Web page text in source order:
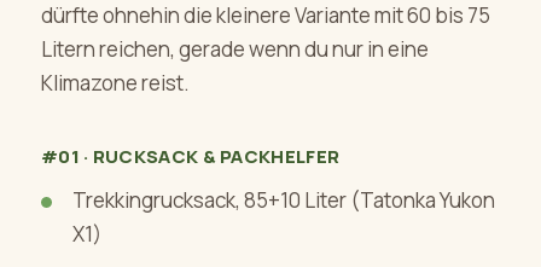
dürfte ohnehin die kleinere Variante mit 60 bis 75
Litern reichen, gerade wenn du nur in eine
Klimazone reist.
#01 · RUCKSACK & PACKHELFER
Trekkingrucksack, 85+10 Liter (Tatonka Yukon
X1)